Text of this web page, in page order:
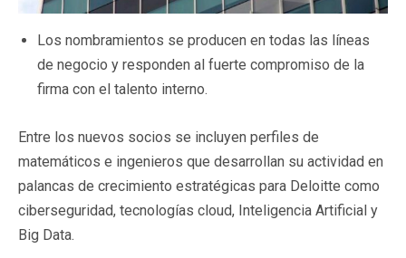
Los nombramientos se producen en todas las líneas
de negocio y responden al fuerte compromiso de la
firma con el talento interno.
Entre los nuevos socios se incluyen perfiles de
matemáticos e ingenieros que desarrollan su actividad en
palancas de crecimiento estratégicas para Deloitte como
ciberseguridad, tecnologías cloud, Inteligencia Artificial y
Big Data.